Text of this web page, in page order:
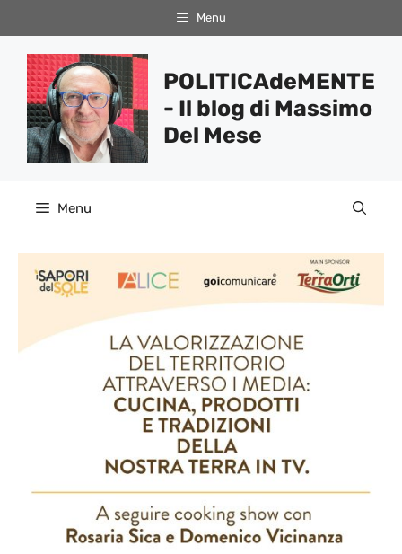
al
contenuto
Menu
POLITICAdeMENTE
- Il blog di Massimo
Del Mese
Menu